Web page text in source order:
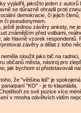
vyjádřil, jakožto jeden z autorů
se důrazně ohradil proti
demokracie, či jejich
či pseudonymem.
ještě jednou závěry ankety, ne
známějším před volbami,
ale hlavně vzorek respondentů.
závěry a dělat z toho
sloužit jako bič na
občanů města, nástroj pro
jak bychom si představovali
že "většina lidí" je
paní "KO" - je to klauniáda.
ze své pozice více
v mnoha odvětvích vidím